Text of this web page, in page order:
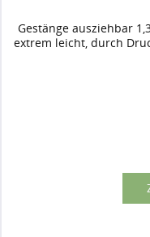
Gestänge ausziehbar
extrem leicht, durch